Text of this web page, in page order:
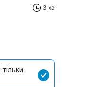
3 хв